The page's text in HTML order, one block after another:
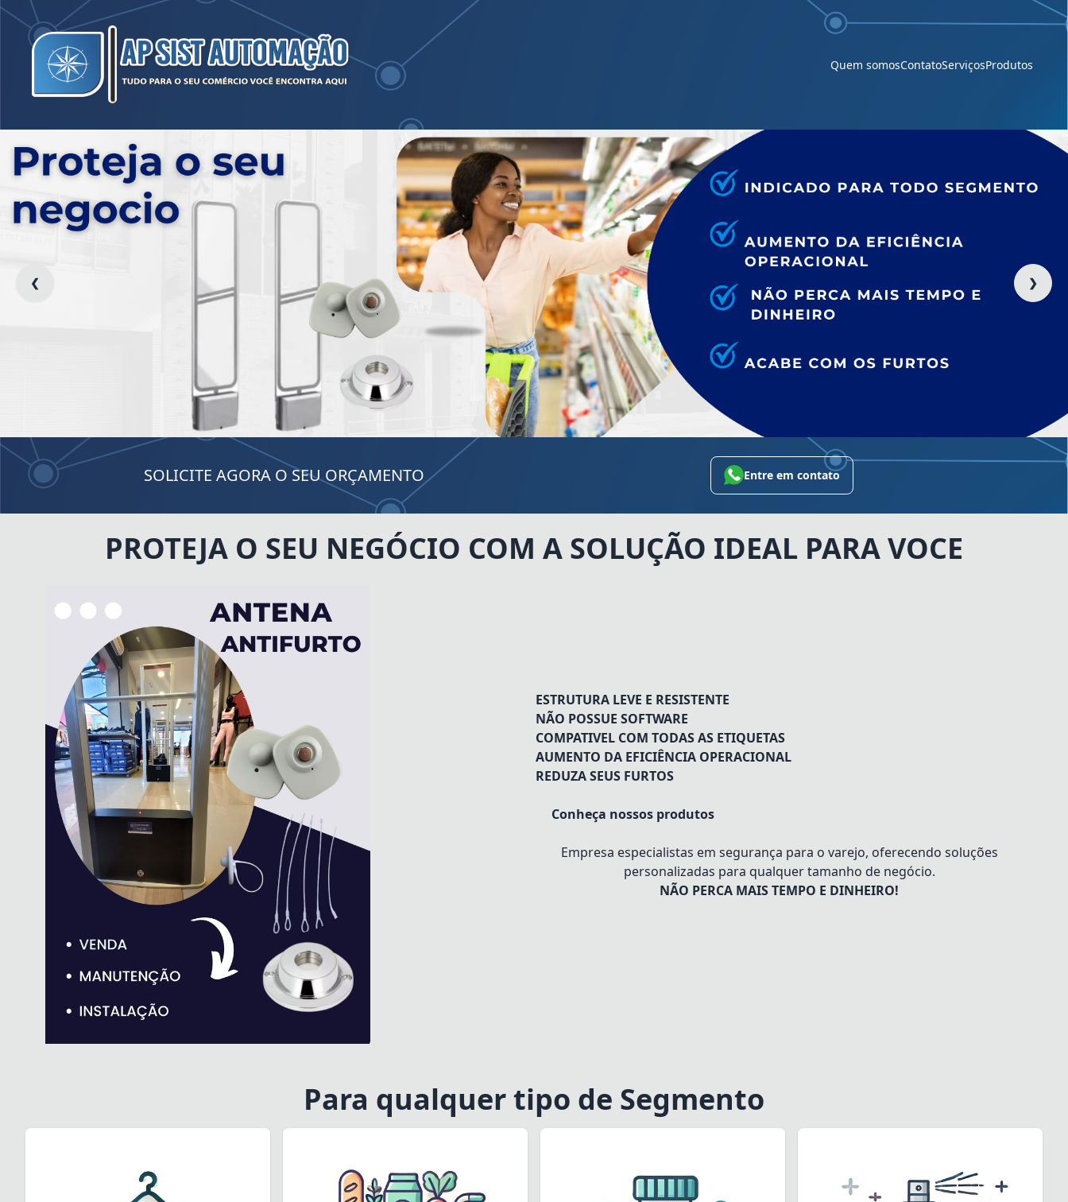
Ap. Sist. Automação - tudo para o seu comercio você encontra aqui.
Quem somosContatoServiçosProdutos
❮ ❯
SOLICITE AGORA O SEU ORÇAMENTO Entre em contato
PROTEJA O SEU NEGÓCIO COM A SOLUÇÃO IDEAL PARA VOCE
ESTRUTURA LEVE E RESISTENTE
NÃO POSSUE SOFTWARE
COMPATIVEL COM TODAS AS ETIQUETAS
AUMENTO DA EFICIÊNCIA OPERACIONAL
REDUZA SEUS FURTOS
Conheça nossos produtos
Empresa especialistas em segurança para o varejo, oferecendo soluções
personalizadas para qualquer tamanho de negócio.
NÃO PERCA MAIS TEMPO E DINHEIRO!
Para qualquer tipo de Segmento